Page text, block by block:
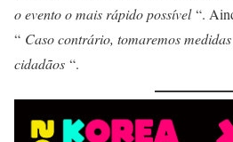
o evento o mais rápido possível“.
“ Caso contrário, tomaremos
cidadãos “.